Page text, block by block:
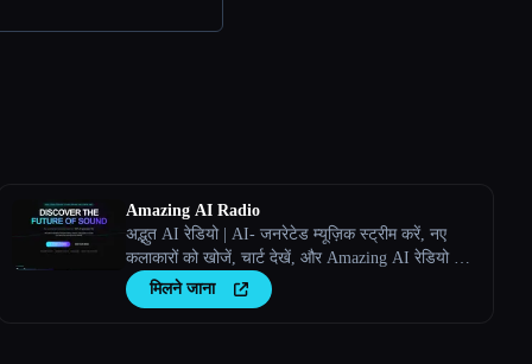
Amazing AI Radio
अद्भुत AI रेडियो | AI- जनरेटेड म्यूज़िक स्ट्रीम करें, नए
कलाकारों को खोजें, चार्ट देखें, और Amazing AI रेडियो पर
अपने खुद के ट्रैक अपलोड करें।
मिलने जाना